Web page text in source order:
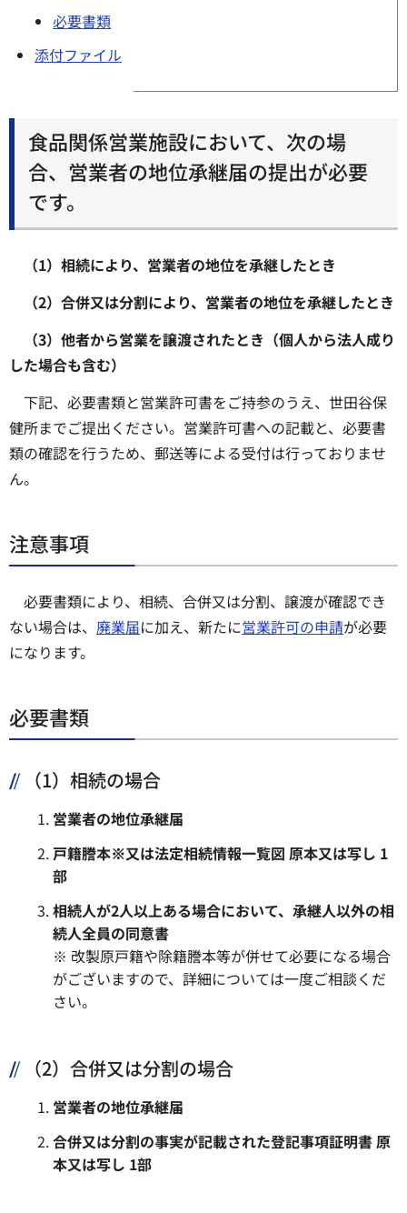
必要書類
添付ファイル
食品関係営業施設において、次の場
合、営業者の地位承継届の提出が必要
です。
（1）相続により、営業者の地位を承継したとき
（2）合併又は分割により、営業者の地位を承継したとき
（3）他者から営業を譲渡されたとき （個人から法人成り
した場合も含む）
下記、必要書類と営業許可書をご持参のうえ、世田谷保
健所までご提出ください。営業許可書への記載と、必要書
類の確認を行うため、郵送等による受付は行っておりませ
ん。
注意事項
必要書類により、相続、合併又は分割、譲渡が確認でき
ない場合は、 廃業届に加え、新たに営業許可の申請が必要
になります。
必要書類
（1）相続の場合
営業者の地位承継届
戸籍謄本※又は法定相続情報一覧図 原本又は写し 1
部
相続人が2人以上ある場合において、承継人以外の相
続人全員の同意書
※ 改製原戸籍や除籍謄本等が併せて必要になる場合
がございますので、詳細については一度ご相談くだ
さい。
（2）合併又は分割の場合
営業者の地位承継届
合併又は分割の事実が記載された登記事項証明書原
本又は写し 1部